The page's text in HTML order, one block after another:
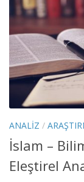
ANALIZ /
İslam –
Eleştirel